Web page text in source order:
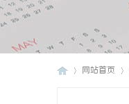
网站首页